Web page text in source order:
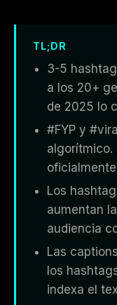
TL;DR
3-5
a los 20+
de 2025 lo
#FYP y
algorítmico.
Los
aumentan
audiencia
Las
los
indexa el